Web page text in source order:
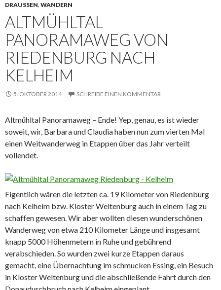
DRAUSSEN , WANDERN
ALTMÜHLTAL
PANORAMAWEG VON
RIEDENBURG NACH
KELHEIM
5. OKTOBER 2014 SCHREIBE EINEN KOMMENTAR
Altmühltal Panoramaweg – Ende! Yep, genau, es ist wieder
soweit, wir, Barbara und Claudia haben nun zum vierten Mal
einen Weitwanderweg in Etappen über das Jahr verteilt
vollendet.
Eigentlich wären die letzten ca. 19 Kilometer von Riedenburg
nach Kelheim bzw. Kloster Weltenburg auch in einem Tag zu
schaffen gewesen. Wir aber wollten diesen wunderschönen
Wanderweg von etwa 210 Kilometer Länge und insgesamt
knapp 5000 Höhenmetern in Ruhe und gebührend
verabschieden. So wurden zwei kurze Etappen daraus
gemacht, eine Übernachtung im schmucken Essing, ein Besuch
in Kloster Weltenburg und die abschließende Fahrt durch den